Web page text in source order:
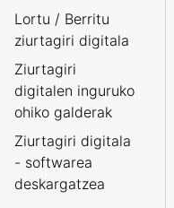
Lortu / Berritu
ziurtagiri digitala
Ziurtagiri
digitalen inguruko
ohiko galderak
Ziurtagiri digitala
- softwarea
deskargatzea